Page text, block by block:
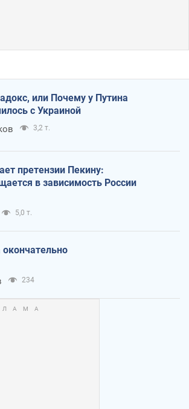
или Почему у Путина
с Украиной
3,2 т.
претензии Пекину:
в зависимость России
5,0 т.
234